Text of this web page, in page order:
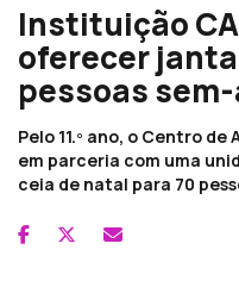
Instituição
oferecer
pessoas
Pelo 11.º ano, o Centro de
em parceria com uma
ceia de natal para 70